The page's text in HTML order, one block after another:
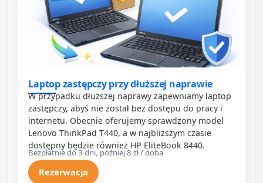
Laptop zastępczy przy dłuższej naprawie
W przypadku dłuższej naprawy zapewniamy laptop
zastępczy, abyś nie został bez dostępu do pracy i
internetu. Obecnie oferujemy sprawdzony model
Lenovo ThinkPad T440, a w najbliższym czasie
dostępny będzie również HP EliteBook 8440.
Bezpłatnie do 3 dni, później 8 zł / doba
Rezerwacja